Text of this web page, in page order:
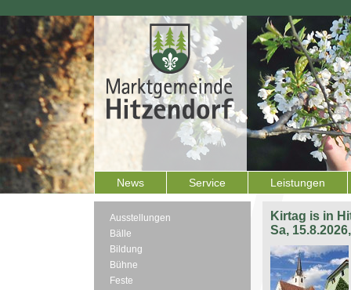
News Service Leistungen
Ausstellungen
Bälle
Bildung
Bühne
Feste
Kirtag is in
Sa,